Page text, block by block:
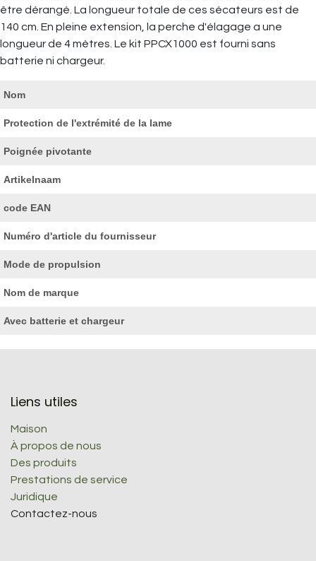
être dérangé. La longueur totale de ces sécateurs est de
140 cm. En pleine extension, la perche d'élagage a une
longueur de 4 mètres. Le kit PPCX1000 est fourni sans
batterie ni chargeur.
Nom
Protection de l'extrémité de la lame
Poignée pivotante
Artikelnaam
code EAN
Numéro d'article du fournisseur
Mode de propulsion
Nom de marque
Avec batterie et chargeur
Liens utiles
Maison
À propos de nous
Des produits
Prestations de service
Juridique
Contactez-nous